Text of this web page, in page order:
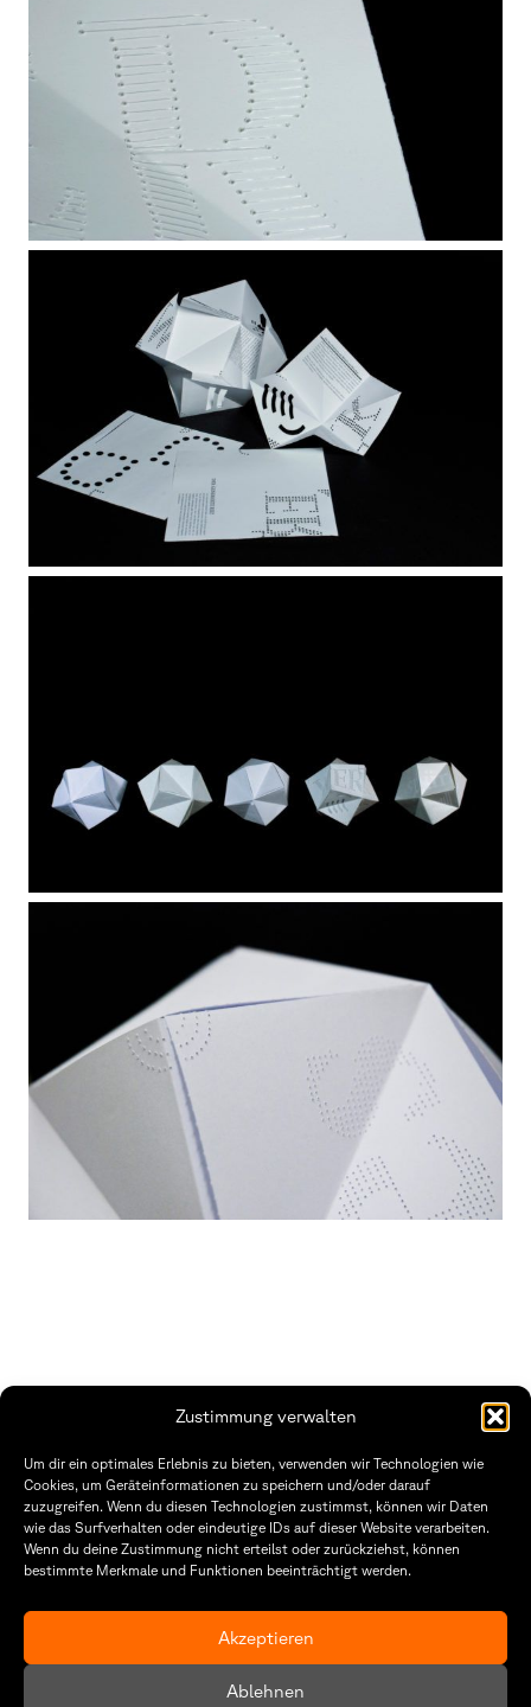
Zustimmung verwalten
Um dir ein optimales Erlebnis zu bieten, verwenden wir Technologien wie
Cookies, um Geräteinformationen zu speichern und/oder darauf
zuzugreifen. Wenn du diesen Technologien zustimmst, können wir Daten
wie das Surfverhalten oder eindeutige IDs auf dieser Website verarbeiten.
Wenn du deine Zustimmung nicht erteilst oder zurückziehst, können
bestimmte Merkmale und Funktionen beeinträchtigt werden.
Akzeptieren
Ablehnen
THWS | Fakultät Gestaltung Würzburg
Technische Hochschule
Würzburg-Schweinfurt
Sanderheinrichsleitenweg 20
tel: +49 931 35 11 93 02
Öffnungszeiten Dekanat
Montag – Freitag
8:30 – 12:00
8:30 – 15:30
Datenschutzerklärung